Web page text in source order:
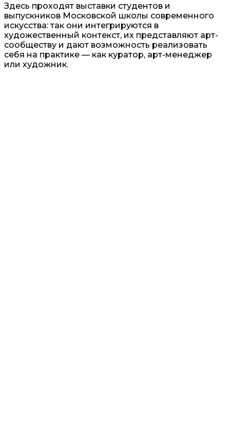
Здесь проходят выставки студентов и
выпускников Московской школы современного
искусства: так они интегрируются в
художественный контекст, их представляют арт-
сообществу и дают возможность реализовать
себя на практике — как куратор, арт-менеджер
или художник.